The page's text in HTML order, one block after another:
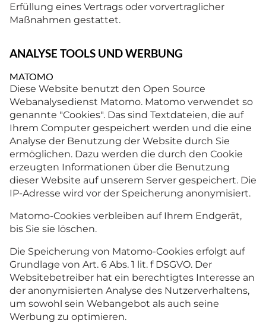
Erfüllung eines Vertrags oder vorvertraglicher
Maßnahmen gestattet.
ANALYSE TOOLS UND WERBUNG
MATOMO
Diese Website benutzt den Open Source
Webanalysedienst Matomo. Matomo verwendet so
genannte "Cookies". Das sind Textdateien, die auf
Ihrem Computer gespeichert werden und die eine
Analyse der Benutzung der Website durch Sie
ermöglichen. Dazu werden die durch den Cookie
erzeugten Informationen über die Benutzung
dieser Website auf unserem Server gespeichert. Die
IP-Adresse wird vor der Speicherung anonymisiert.
Matomo-Cookies verbleiben auf Ihrem Endgerät,
bis Sie sie löschen.
Die Speicherung von Matomo-Cookies erfolgt auf
Grundlage von Art. 6 Abs. 1 lit. f DSGVO. Der
Websitebetreiber hat ein berechtigtes Interesse an
der anonymisierten Analyse des Nutzerverhaltens,
um sowohl sein Webangebot als auch seine
Werbung zu optimieren.